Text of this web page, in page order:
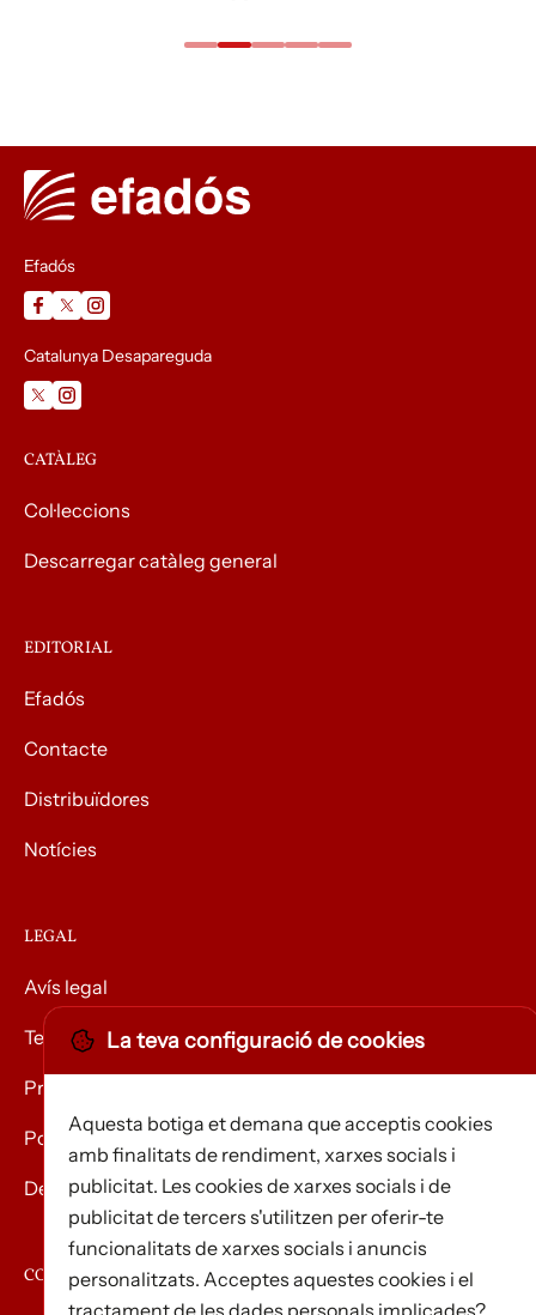
Efadós
Catalunya Desapareguda
CATÀLEG
Col·leccions
Descarregar catàleg general
EDITORIAL
Efadós
Contacte
Distribuïdores
Notícies
LEGAL
Avís legal
Termes i condicions
Privacitat
Política de Cookies
Devolució de mercaderies
CONTACTE
La teva configuració de cookies
Aquesta botiga et demana que acceptis cookies
amb finalitats de rendiment, xarxes socials i
publicitat. Les cookies de xarxes socials i de
publicitat de tercers s'utilitzen per oferir-te
funcionalitats de xarxes socials i anuncis
personalitzats. Acceptes aquestes cookies i el
tractament de les dades personals implicades?